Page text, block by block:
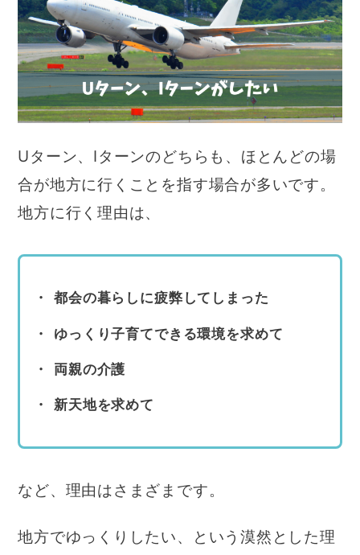
Uターン、Iターンのどちらも、ほとんどの場
合が地方に行くことを指す場合が多いです。
地方に行く理由は、
都会の暮らしに疲弊してしまった
ゆっくり子育てできる環境を求めて
両親の介護
新天地を求めて
など、理由はさまざまです。
地方でゆっくりしたい、という漠然とした理